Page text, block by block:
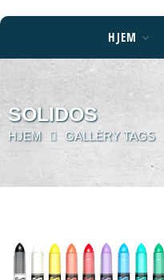
HJEM
SOLIDOS
HJEM GALLERY TAGS